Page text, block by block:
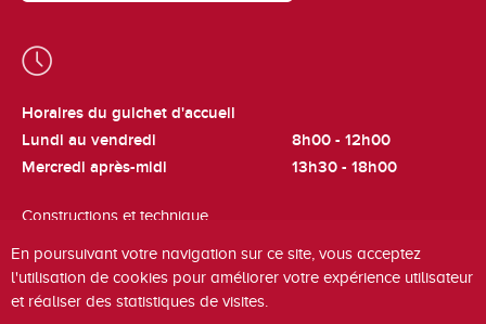
Horaires du guichet d'accueil
Lundi au vendredi
8h00 - 12h00
Mercredi après-midi
13h30 - 18h00
Constructions et technique
Cadastre et fiscalité
En poursuivant votre navigation sur ce site, vous acceptez
l'utilisation de cookies pour améliorer votre expérience utilisateur
et réaliser des statistiques de visites.